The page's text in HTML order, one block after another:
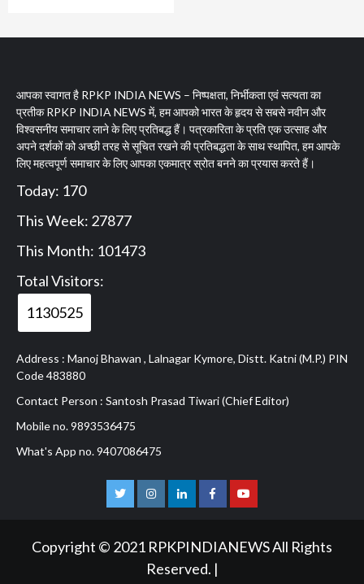
आपका स्वागत है RPKP INDIA NEWS – निष्पक्षता, निर्भीकता एवं सत्यता का
प्रतीक RPKP INDIA NEWS में, हम आपको भारत के हृदय से सबसे नवीन और
विश्वसनीय समाचार लाने के लिए प्रतिबद्ध हैं। पत्रकारिता के प्रति एक उत्साह और
अपने दर्शकों को अच्छी तरह से सूचित रखने की प्रतिबद्धता के साथ स्थापित, हम आपके
लिए महत्वपूर्ण समाचार के लिए आपका एकमात्र स्रोत बनने का प्रयास करते हैं।
Today: 170
This Week: 27877
This Month: 101473
Total Visitors:
1130525
Address : Manoj Bhawan , Lalnagar Kymore, Distt. Katni (M.P.) PIN
Code 483880
Contact Person : Santosh Prasad Tiwari (Chief Editor)
Mobile no. 9893536475
What's App no. 9407086475
TwitterInstagramLinkedlnFacebookYoutube
Copyright © 2021 RPKPINDIANEWS All Rights
Reserved. |